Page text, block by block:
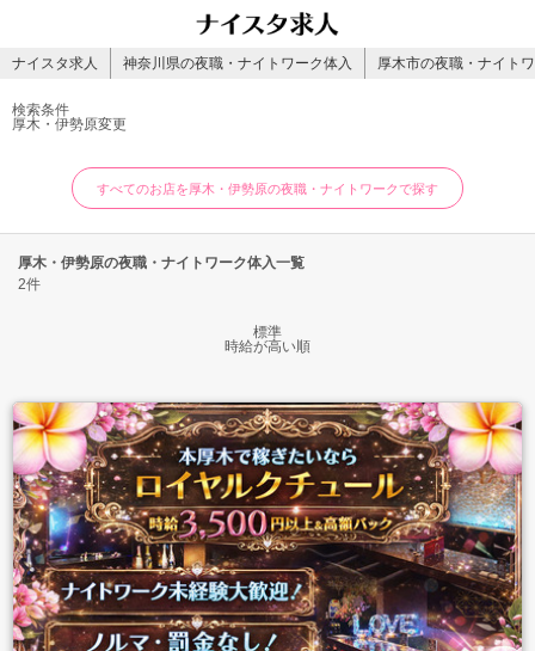
ナイスタ求人 神奈川県の夜職・ナイトワーク体入 厚木市の夜職・ナイト
検索条件
厚木・伊勢原変更
すべてのお店を厚木・伊勢原の夜職・ナイトワークで探す
厚木・伊勢原の夜職・ナイトワーク体入一覧
2件
標準
時給が高い順